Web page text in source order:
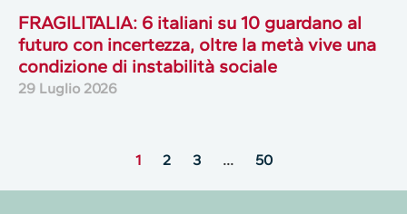
FRAGILITALIA: 6 italiani su 10 guardano al
futuro con incertezza, oltre la metà vive una
condizione di instabilità sociale
29 Luglio 2026
1 2 3 … 50